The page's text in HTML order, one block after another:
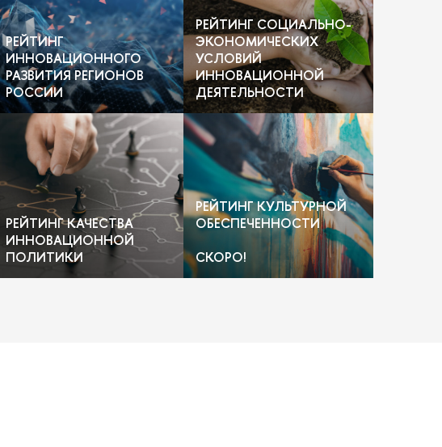
РЕЙТИНГ
ИННОВАЦИОННОГО
РАЗВИТИЯ РЕГИОНО
РОССИИ
РЕЙТИНГ СОЦИАЛЬНО-
ЭКОНОМИЧЕСКИХ
УСЛОВИЙ
ИННОВАЦИОННОЙ
ДЕЯТЕЛЬНОСТИ
РЕЙТИНГ КАЧЕСТВА
ИННОВАЦИОННОЙ
ПОЛИТИКИ
РЕЙТИНГ КУЛЬТУРНОЙ
ОБЕСПЕЧЕННОСТИ
СКОРО!